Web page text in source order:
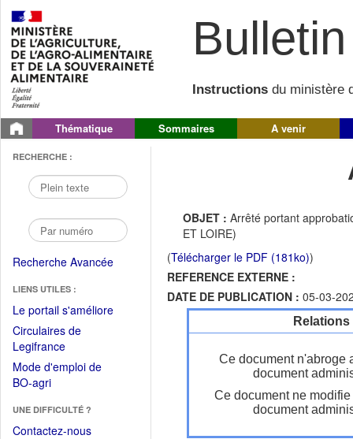
Instructions du ministère
Thématique Sommaires A venir
RECHERCHE :
Recherche Avancée
LIENS UTILES :
Le portail s'améliore(Fichier
Circulaires de
Legifrance(Ouvrir
dans
une
fenêtre)
Mode d'emploi de
BO-agri(Ouvrir
une
nouvelle
UNE DIFFICULTÉ ?
Contactez-nous
OBJET : Arrêté portant
ET LOIRE)
(Télécharger le PDF (181ko))
REFERENCE EXTERNE :
DATE DE PUBLICATION : 05-03-
Ce document n'abroge
document
Ce document ne
document